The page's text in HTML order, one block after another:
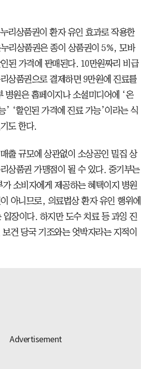
리상품권이 환자 유인 효과로 작용한
리상품권은 종이 상품권이 5%, 모바
된 가격에 판매된다. 10만원짜리 비급
상품권으로 결제하면 9만원에 진료를
병원은 홈페이지나 소셜미디어에 ‘온
’ ‘할인된 가격에 진료 가능’이라는 식
도 한다.
출 규모에 상관없이 소상공인 밀집 상
상품권 가맹점이 될 수 있다. 중기부는
가 소비자에게 제공하는 혜택이지 병원
아니므로, 의료법상 환자 유인 행위에
장이다. 하지만 도수 치료 등 과잉 진
건 당국 기조와는 엇박자라는 지적이